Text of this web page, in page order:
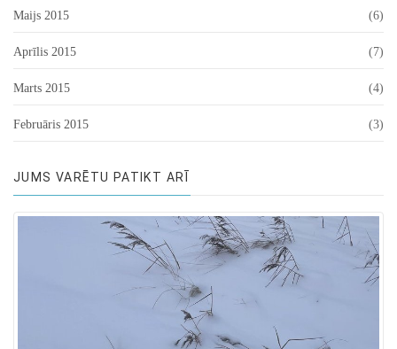
Maijs 2015 (6)
Aprīlis 2015 (7)
Marts 2015 (4)
Februāris 2015 (3)
JUMS VARĒTU PATIKT ARĪ